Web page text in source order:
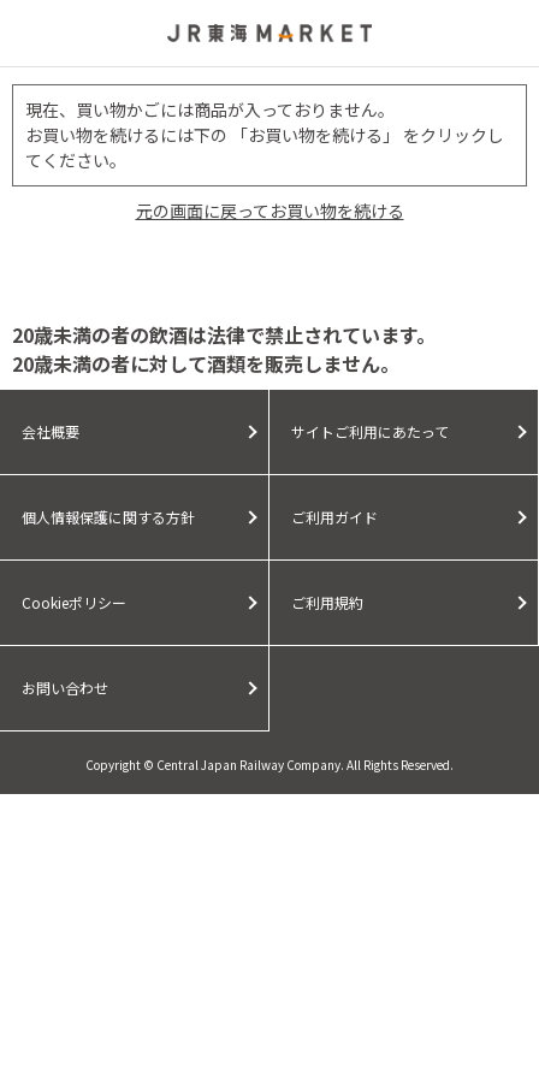
現在、買い物かごには商品が入っておりません。
お買い物を続けるには下の 「お買い物を続ける」 をクリックし
てください。
元の画面に戻ってお買い物を続ける
20歳未満の者の飲酒は法律で禁止されています。
20歳未満の者に対して酒類を販売しません。
会社概要 サイトご利用にあたって
個人情報保護に関する方針 ご利用ガイド
Cookieポリシー ご利用規約
お問い合わせ
Copyright © Central Japan Railway Company. All Rights Reserved.